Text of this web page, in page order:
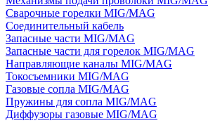
Сварочные горелки MIG/MAG
Соединительный кабель
Запасные части MIG/MAG
Запасные части для горелок MIG/MAG
Направляющие каналы MIG/MAG
Токосъемники MIG/MAG
Газовые сопла MIG/MAG
Пружины для сопла MIG/MAG
Диффузоры газовые MIG/MAG